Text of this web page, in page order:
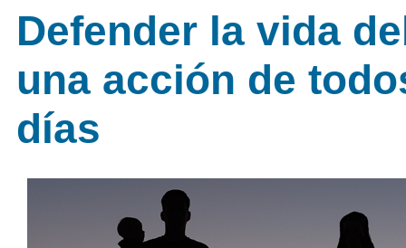
Defender la vida
una acción de
días